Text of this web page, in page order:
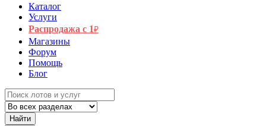
Каталог
Услуги
Распродажа с 1₽
Магазины
Форум
Помощь
Блог
Найти